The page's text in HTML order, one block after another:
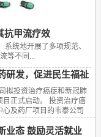
抗甲流疗效
系统地开展了多项规范、
等不同...
研发，促进民生福祉
拟投资治疗癌症和新冠肺
正式启动。 投资治疗癌
及药厂项目的韦泰公司
业态 鼓励灵活就业